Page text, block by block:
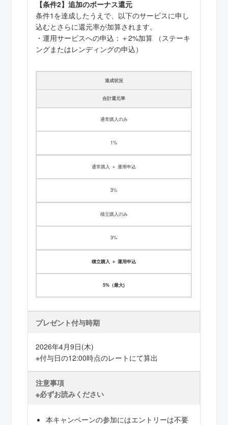
【条件2】追加のボーナス還元
条件1を達成したうえで、以下のサービスに申し
込むとさらに還元率が加算されます。
・運用サービスへの申込：＋2%加算 （ステーキ
ングまたはレンディングの申込）
達成状況
合計還元率
通常購入のみ
1%
通常購入 ＋ 運用申込
3%
積立購入のみ
3%
積立購入 ＋ 運用申込
5%（最大)
プレゼント付与時期
2026年4月9日(木)
※付与日の12:00時点のレートにて算出
注意事項
※必ずお読みください
本キャンペーンの参加にはエントリーは不要